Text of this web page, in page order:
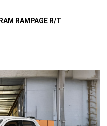
RAM RAMPAGE R/T